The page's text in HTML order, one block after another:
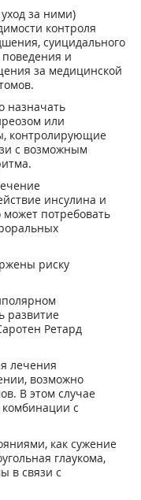
за ними)
контроля
суицидального
и
за медицинской
назначать
или
контролирующие
с возможным
инсулина и
потребовать
риску
развитие
Ретард
лечения
возможно
В этом случае
с
как сужение
глаукома,
в связи с